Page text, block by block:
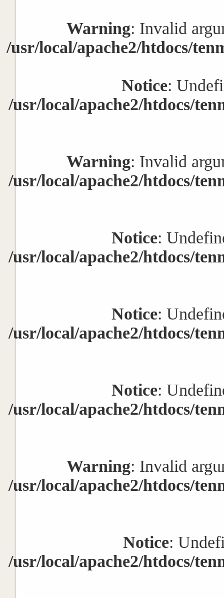
Warning: Invalid
/usr/local/apache2/htdocs/
Notice:
/usr/local/apache2/htdocs/
Warning: Invalid
/usr/local/apache2/htdocs/
Notice:
/usr/local/apache2/htdocs/
Notice:
/usr/local/apache2/htdocs/
Notice:
/usr/local/apache2/htdocs/
Warning: Invalid
/usr/local/apache2/htdocs/
Notice:
/usr/local/apache2/htdocs/